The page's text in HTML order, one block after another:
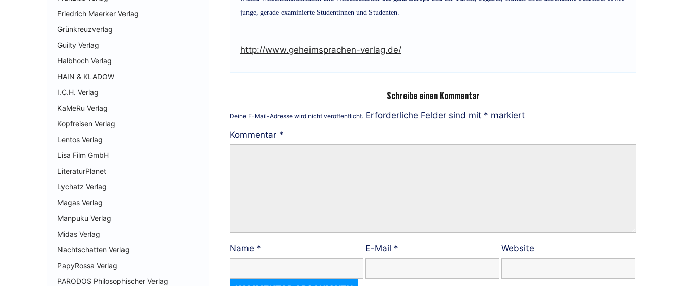
junge, gerade examinierte Studentinnen und Studenten.
http://www.geheimsprachen-verlag.de/
Schreibe einen Kommentar
Deine E-Mail-Adresse wird nicht veröffentlicht. Erforderliche Felder sind mit * markiert
Kommentar *
Name * E-Mail * Website
Friedrich Maerker Verlag
Grünkreuzverlag
Guilty Verlag
Halbhoch Verlag
HAIN & KLADOW
I.C.H. Verlag
KaMeRu Verlag
Kopfreisen Verlag
Lentos Verlag
Lisa Film GmbH
LiteraturPlanet
Lychatz Verlag
Magas Verlag
Manpuku Verlag
Midas Verlag
Nachtschatten Verlag
PapyRossa Verlag
PARODOS Philosophischer Verlag